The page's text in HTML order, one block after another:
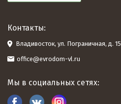
Контакты:
Владивосток, ул. Пограничная, д. 15
office@evrodom-vl.ru
Мы в социальных сетях: